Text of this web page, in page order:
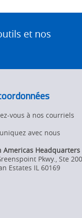
et nos
vous à nos courriels
avec nous
Americas Headquarters
Pkwy., Ste 200
Estates IL 60169